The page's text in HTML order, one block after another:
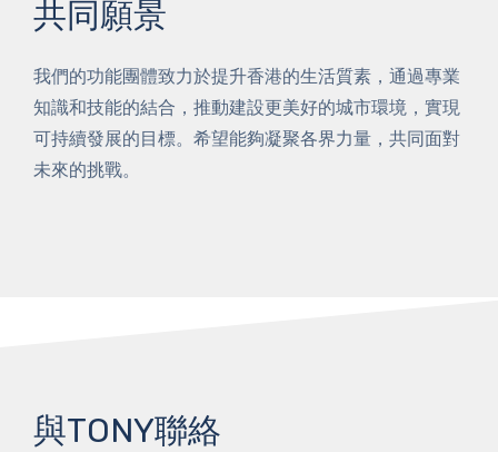
共同願景
我們的功能團體致力於提升香港的生活質素，通過專業
知識和技能的結合，推動建設更美好的城市環境，實現
可持續發展的目標。希望能夠凝聚各界力量，共同面對
未來的挑戰。
與TONY聯絡